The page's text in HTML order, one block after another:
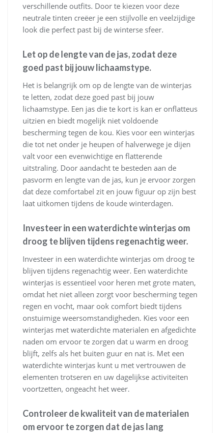
verschillende outfits. Door te kiezen voor deze
neutrale tinten creëer je een stijlvolle en veelzijdige
look die perfect past bij de winterse sfeer.
Let op de lengte van de jas, zodat deze
goed past bij jouw lichaamstype.
Het is belangrijk om op de lengte van de winterjas
te letten, zodat deze goed past bij jouw
lichaamstype. Een jas die te kort is kan er onflatteus
uitzien en biedt mogelijk niet voldoende
bescherming tegen de kou. Kies voor een winterjas
die tot net onder je heupen of halverwege je dijen
valt voor een evenwichtige en flatterende
uitstraling. Door aandacht te besteden aan de
pasvorm en lengte van de jas, kun je ervoor zorgen
dat deze comfortabel zit en jouw figuur op zijn best
laat uitkomen tijdens de koude winterdagen.
Investeer in een waterdichte winterjas om
droog te blijven tijdens regenachtig weer.
Investeer in een waterdichte winterjas om droog te
blijven tijdens regenachtig weer. Een waterdichte
winterjas is essentieel voor heren met grote maten,
omdat het niet alleen zorgt voor bescherming tegen
regen en vocht, maar ook comfort biedt tijdens
onstuimige weersomstandigheden. Kies voor een
winterjas met waterdichte materialen en afgedichte
naden om ervoor te zorgen dat u warm en droog
blijft, zelfs als het buiten guur en nat is. Met een
waterdichte winterjas kunt u met vertrouwen de
elementen trotseren en uw dagelijkse activiteiten
voortzetten, ongeacht het weer.
Controleer de kwaliteit van de materialen
om ervoor te zorgen dat de jas lang